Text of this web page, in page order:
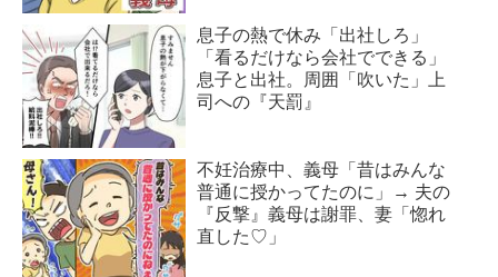
息子の熱で休み「出社しろ」
「看るだけなら会社でできる」
息子と出社。周囲「吹いた」上
司への『天罰』
不妊治療中、義母「昔はみんな
普通に授かってたのに」→ 夫の
『反撃』義母は謝罪、妻「惚れ
直した♡」